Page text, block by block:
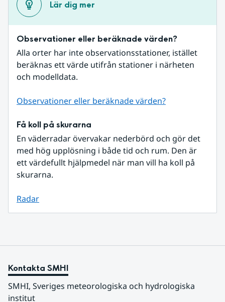
Lär dig mer
Observationer eller beräknade värden?
Alla orter har inte observationsstationer, istället
beräknas ett värde utifrån stationer i närheten
och modelldata.
Observationer eller beräknade värden?
Få koll på skurarna
En väderradar övervakar nederbörd och gör det
med hög upplösning i både tid och rum. Den är
ett värdefullt hjälpmedel när man vill ha koll på
skurarna.
Radar
Kontakta SMHI
SMHI, Sveriges meteorologiska och hydrologiska
institut